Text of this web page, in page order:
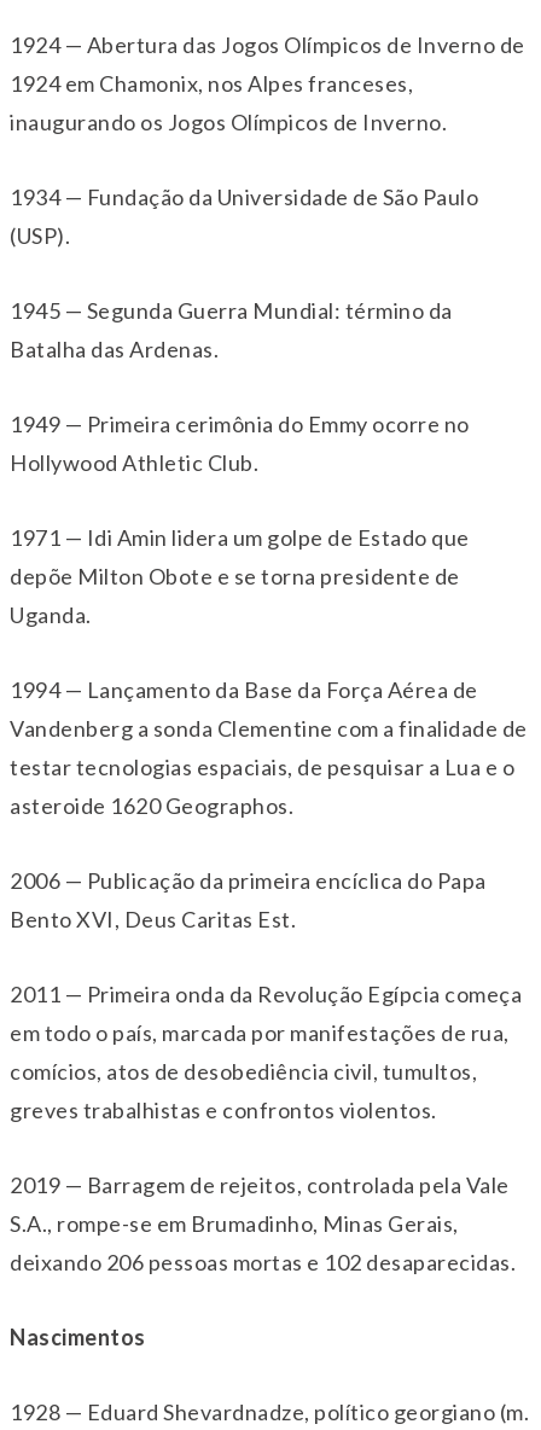
1924 — Abertura das Jogos Olímpicos de Inverno de
1924 em Chamonix, nos Alpes franceses,
inaugurando os Jogos Olímpicos de Inverno.
1934 — Fundação da Universidade de São Paulo
(USP).
1945 — Segunda Guerra Mundial: término da
Batalha das Ardenas.
1949 — Primeira cerimônia do Emmy ocorre no
Hollywood Athletic Club.
1971 — Idi Amin lidera um golpe de Estado que
depõe Milton Obote e se torna presidente de
Uganda.
1994 — Lançamento da Base da Força Aérea de
Vandenberg a sonda Clementine com a finalidade de
testar tecnologias espaciais, de pesquisar a Lua e o
asteroide 1620 Geographos.
2006 — Publicação da primeira encíclica do Papa
Bento XVI, Deus Caritas Est.
2011 — Primeira onda da Revolução Egípcia começa
em todo o país, marcada por manifestações de rua,
comícios, atos de desobediência civil, tumultos,
greves trabalhistas e confrontos violentos.
2019 — Barragem de rejeitos, controlada pela Vale
S.A., rompe-se em Brumadinho, Minas Gerais,
deixando 206 pessoas mortas e 102 desaparecidas.
Nascimentos
1928 — Eduard Shevardnadze, político georgiano (m.